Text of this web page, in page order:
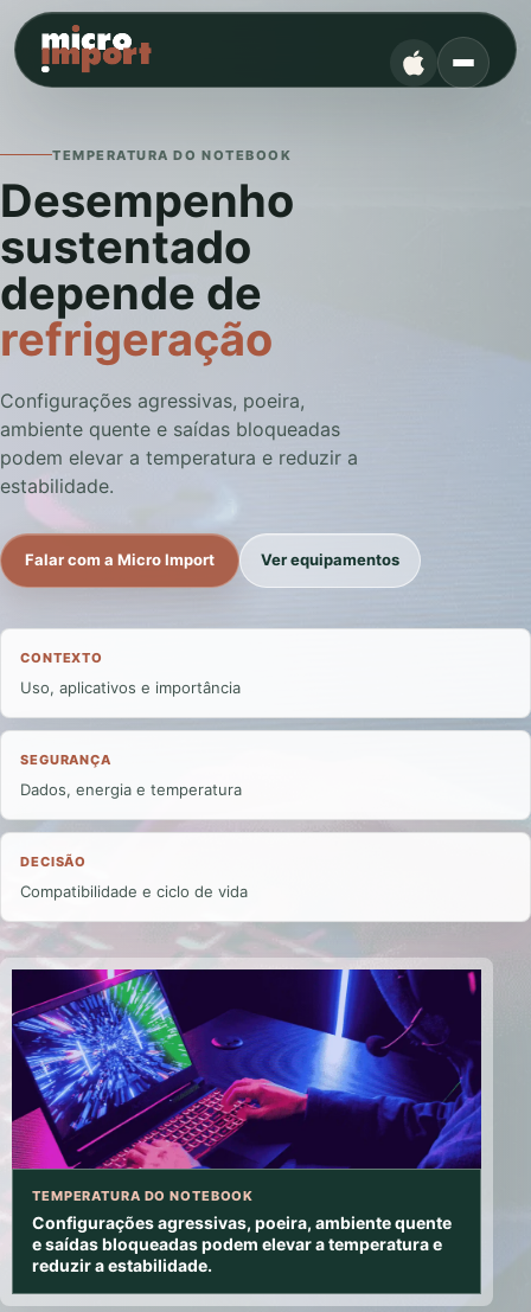
TEMPERATURA DO NOTEBOOK
Desempenho
sustentado
depende de
refrigeração
Configurações agressivas, poeira,
ambiente quente e saídas bloqueadas
podem elevar a temperatura e reduzir a
estabilidade.
Falar com a Micro Import Ver equipamentos
CONTEXTO
Uso, aplicativos e importância
SEGURANÇA
Dados, energia e temperatura
DECISÃO
Compatibilidade e ciclo de vida
TEMPERATURA DO NOTEBOOK
Configurações agressivas, poeira, ambiente quente
e saídas bloqueadas podem elevar a temperatura e
reduzir a estabilidade.